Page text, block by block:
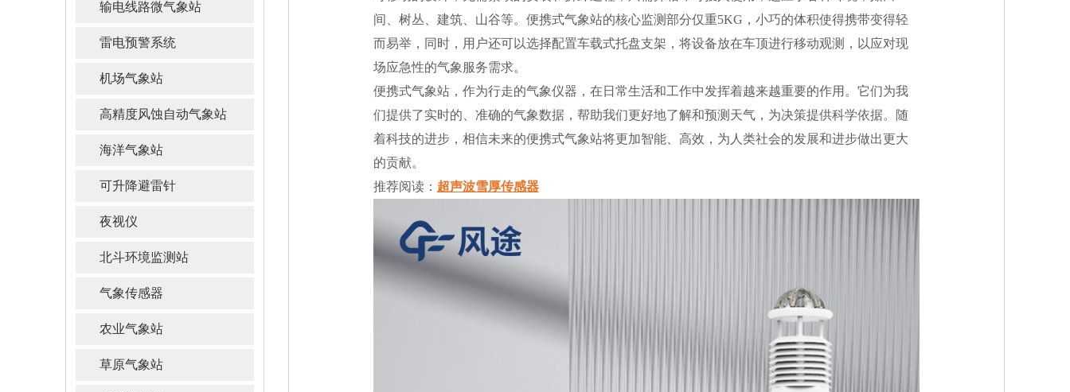
输电线路微气象站
雷电预警系统
机场气象站
高精度风蚀自动气象站
海洋气象站
可升降避雷针
夜视仪
北斗环境监测站
气象传感器
农业气象站
草原气象站
间、树丛、建筑、山谷等。便携式气象站的核心监测部分仅重5KG，小巧的体积使得携带变得轻
而易举，同时，用户还可以选择配置车载式托盘支架，将设备放在车顶进行移动观测，以应对现
场应急性的气象服务需求。
便携式气象站，作为行走的气象仪器，在日常生活和工作中发挥着越来越重要的作用。它们为我
们提供了实时的、准确的气象数据，帮助我们更好地了解和预测天气，为决策提供科学依据。随
着科技的进步，相信未来的便携式气象站将更加智能、高效，为人类社会的发展和进步做出更大
的贡献。
推荐阅读： 超声波雪厚传感器